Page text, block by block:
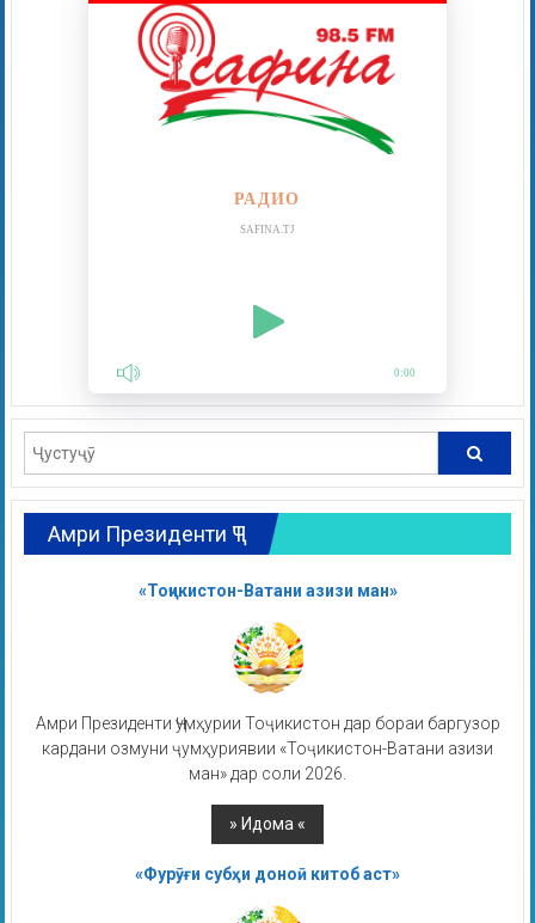
РАДИО
SAFINA.TJ
0:00
Амри Президенти ҶТ
«Тоҷикистон-Ватани азизи ман»
Амри Президенти Ҷумҳурии Тоҷикистон дар бораи баргузор
кардани озмуни ҷумҳуриявии «Тоҷикистон-Ватани азизи
ман» дар соли 2026.
«Фурӯғи субҳи доноӣ китоб аст»